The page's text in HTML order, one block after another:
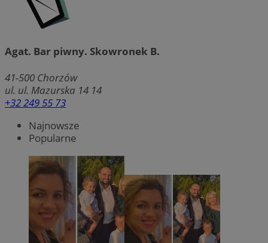
Agat. Bar piwny. Skowronek B.
41-500 Chorzów
ul. ul. Mazurska 14 14
+32 249 55 73
Najnowsze
Popularne